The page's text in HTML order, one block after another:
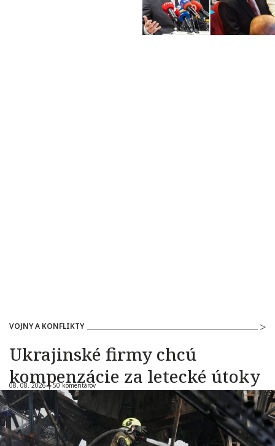
VOJNY A KONFLIKTY
Ukrajinské firmy chcú
kompenzácie za letecké útoky
08. 08. 2026 |50 komentárov